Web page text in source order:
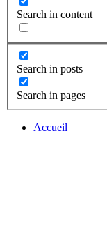
Search in content
Search in posts
Search in pages
Accueil